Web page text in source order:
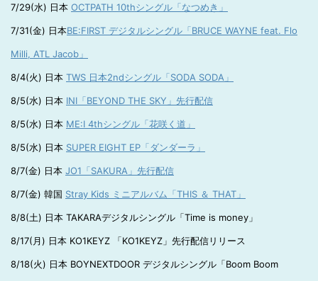
7/29(水) 日本 OCTPATH 10thシングル「なつめき」
7/31(金) 日本BE:FIRST デジタルシングル「BRUCE WAYNE feat. Flo
Milli, ATL Jacob」
8/4(火) 日本 TWS 日本2ndシングル「SODA SODA」
8/5(水) 日本 INI「BEYOND THE SKY」先行配信
8/5(水) 日本 ME:I 4thシングル「花咲く道」
8/5(水) 日本 SUPER EIGHT EP「ダンダーラ」
8/7(金) 日本 JO1「SAKURA」先行配信
8/7(金) 韓国 Stray Kids ミニアルバム「THIS ＆ THAT」
8/8(土) 日本 TAKARAデジタルシングル「Time is money」
8/17(月) 日本 KO1KEYZ 「KO1KEYZ」先行配信リリース
8/18(火) 日本 BOYNEXTDOOR デジタルシングル「Boom Boom